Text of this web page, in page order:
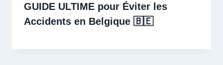
GUIDE ULTIME pour Éviter les
Accidents en Belgique 🇧🇪 ️